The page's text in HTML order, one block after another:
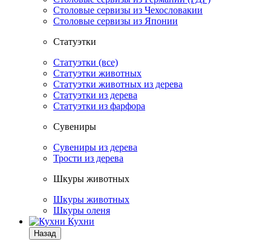
Столовые сервизы из Чехословакии
Столовые сервизы из Японии
Статуэтки
Статуэтки (все)
Статуэтки животных
Статуэтки животных из дерева
Статуэтки из дерева
Статуэтки из фарфора
Сувениры
Сувениры из дерева
Трости из дерева
Шкуры животных
Шкуры животных
Шкуры оленя
Кухни
Назад